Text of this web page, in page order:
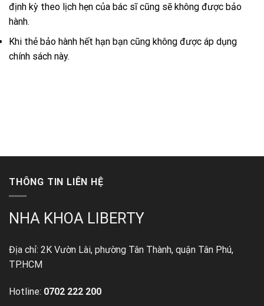
định kỳ theo lịch hẹn của bác sĩ cũng sẽ không được bảo
hành.
Khi thẻ bảo hành hết hạn bạn cũng không được áp dụng
chính sách này.
THÔNG TIN LIÊN HỆ
NHA KHOA LIBERTY
Địa chỉ: 2K Vườn Lài, phường Tân Thành, quận Tân Phú,
TP.HCM
Hotline: 0702 222 200